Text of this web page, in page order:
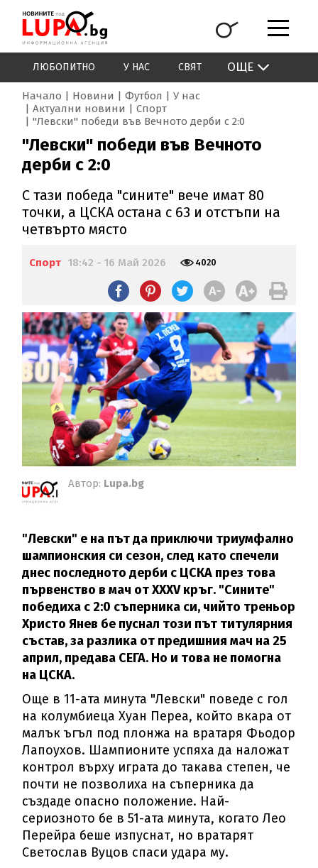
ЛЮБОПИТНО У НАС СВЯТ ОЩЕ
Начало Новини Футбол
У нас
Актуални новини
Спорт
"Левски" победи във Вечното дерби с 2:0
"Левски" победи във Вечното
дерби с 2:0
С тази победа "сините" вече имат 80
точки, а ЦСКА остана с 63 и отстъпи на
четвърто място
Спорт 18:42 - 16 Май 2026 4020
Автор: Lupa.bg
"Левски" е на път да приключи триумфално
шампионския си сезон, след като спечели
днес последното дерби с ЦСКА през това
първенство в мач от XXXV кръг. "Сините"
победиха с 2:0 съперника си, чийто треньор
Христо Янев бе пуснал този път титулярния
състав, за разлика от предишния мач на 25
април, предава СЕГА. Но и това не помогна
на ЦСКА.
Още в 11-ата минута "Левски" поведе с гол
на колумбиеца Хуан Переа, който вкара от
малък ъгъл под плонжа на вратаря Фьодор
Лапоухов. Шампионите успяха да наложат
контрол върху играта до такава степен, че
почти не позволиха на съперника да
създаде опасно положение. Най-
сериозното бе в 51-ата минута, когато Лео
Перейра беше изпуснат, но вратарят
Светослав Вуцов спаси удара му.